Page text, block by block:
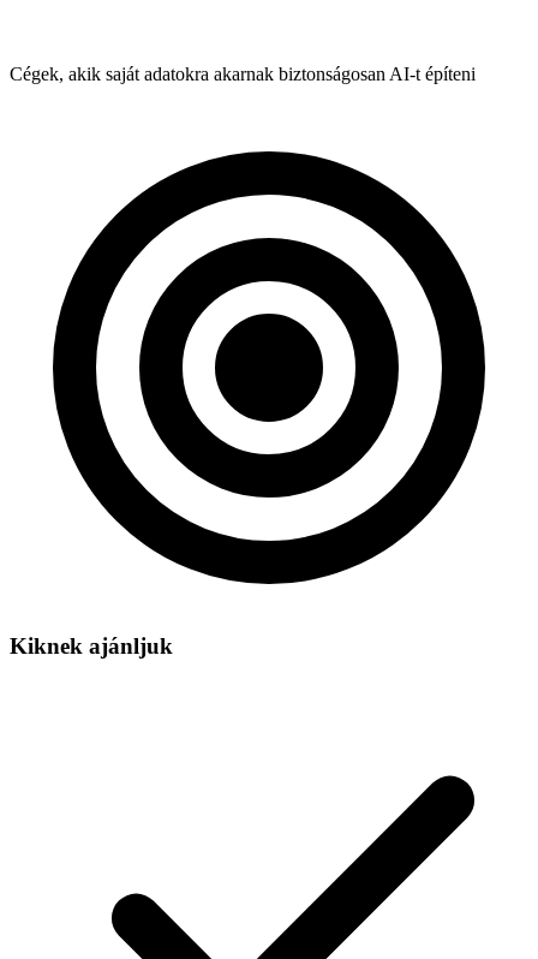
Cégek, akik saját adatokra akarnak biztonságosan AI-t építeni
Kiknek ajánljuk